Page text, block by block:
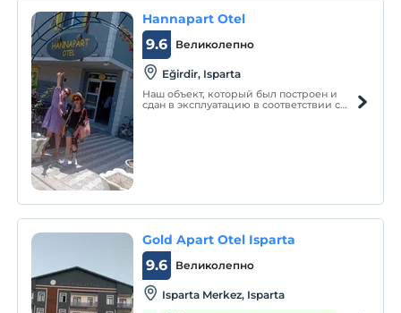
Hannapart Otel
Великолепно
9.6
Eğirdir, Isparta
Наш объект, который был построен и
сдан в эксплуатацию в соответствии с
Gold Apart Otel Isparta
Великолепно
9.6
Isparta Merkez, Isparta